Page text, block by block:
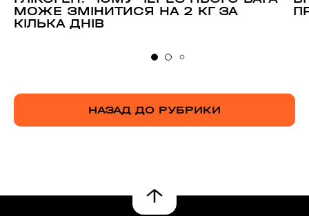
МОЖЕ ЗМІНИТИСЯ НА 2 КГ ЗА
КІЛЬКА ДНІВ
НАЗАД ДО РУБРИКИ